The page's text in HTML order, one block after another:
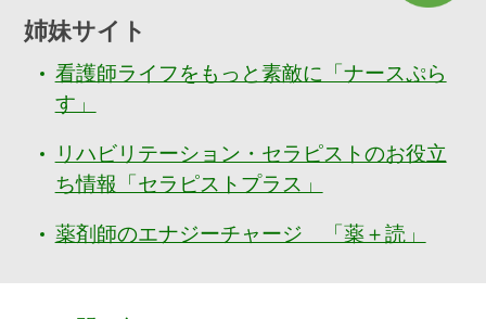
姉妹サイト
看護師ライフをもっと素敵に「ナースぷら
す」
リハビリテーション・セラピストのお役立
ち情報「セラピストプラス」
薬剤師のエナジーチャージ 「薬＋読」